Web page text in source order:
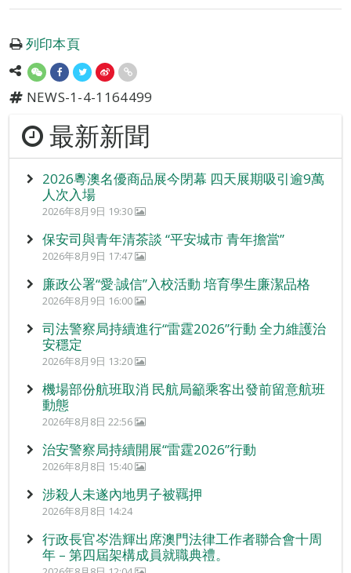
列印本頁
NEWS-1-4-1164499
最新新聞
2026粵澳名優商品展今閉幕 四天展期吸引逾9萬
人次入場
2026年8月9日 19:30
保安司與青年清茶談 “平安城市 青年擔當”
2026年8月9日 17:47
廉政公署“愛‧誠信”入校活動 培育學生廉潔品格
2026年8月9日 16:00
司法警察局持續進行“雷霆2026”行動 全力維護治
安穩定
2026年8月9日 13:20
機場部份航班取消 民航局籲乘客出發前留意航班
動態
2026年8月8日 22:56
治安警察局持續開展“雷霆2026”行動
2026年8月8日 15:40
涉殺人未遂內地男子被羈押
2026年8月8日 14:24
行政長官岑浩輝出席澳門法律工作者聯合會十周
年 – 第四屆架構成員就職典禮。